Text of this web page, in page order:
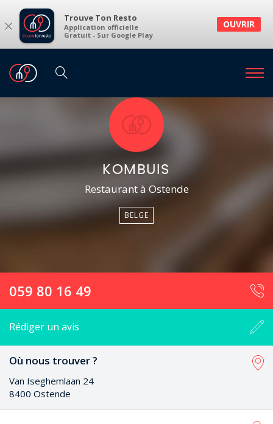
× Trouve Ton Resto
Application officielle
Gratuit - Sur Google Play
OUVRIR
KOMBUIS
Restaurant à Ostende
BELGE
059 80 16 49
Rédiger un avis
Où nous trouver ?
Van Iseghemlaan 24
8400 Ostende